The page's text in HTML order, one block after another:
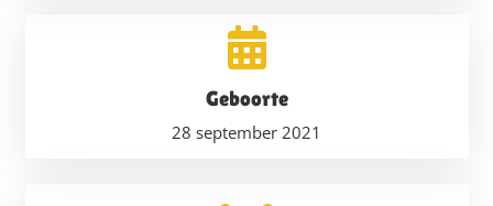
Geboorte
28 september 2021